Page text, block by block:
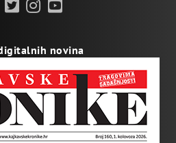
novina